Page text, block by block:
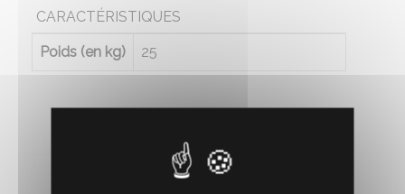
CARACTÉRISTIQUES
Poids (en kg) 25